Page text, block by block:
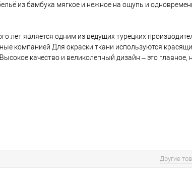
из бамбука мягкое и нежное на ощупь и
лет является одним из ведущих турецких
компанией Для окраски ткани используются
качество и великолепный дизайн – это главное,
Другие